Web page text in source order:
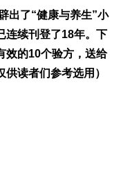
出了“健康与养生”小
连续刊登了18年。下
效的10个验方，送给
读者们参考选用）